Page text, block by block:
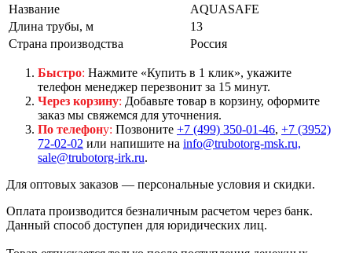
Название
AQUASAFE
Длина трубы, м
13
Страна производства
Россия
Быстро: Нажмите «Купить в 1 клик», укажите
телефон менеджер перезвонит за 15 минут.
Через корзину: Добавьте товар в корзину, оформите
заказ мы свяжемся для уточнения.
По телефону: Позвоните +7 (499) 350-01-46, +7 (3952)
72-02-02 или напишите на info@trubotorg-msk.ru,
sale@trubotorg-irk.ru.
Для оптовых заказов — персональные условия и скидки.
Оплата производится безналичным расчетом через банк.
Данный способ доступен для юридических лиц.